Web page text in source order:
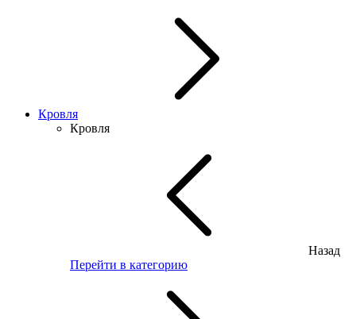
Кровля
Кровля
Назад
Перейти в категорию